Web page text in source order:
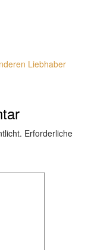
Liebhaber
Erforderliche